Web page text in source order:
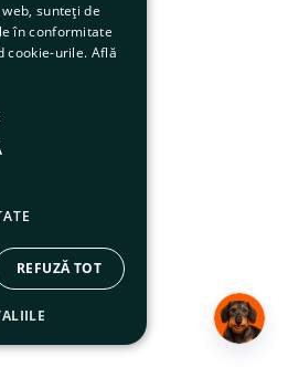
sunteți de
în conformitate
cookie-urile. Află
REFUZĂ TOT